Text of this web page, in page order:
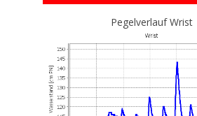
Pegelverlauf Wrist